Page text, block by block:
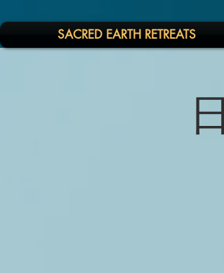
SACRED EARTH RETREATS